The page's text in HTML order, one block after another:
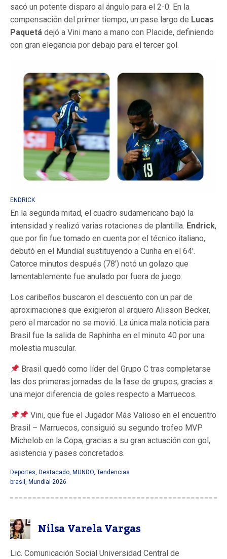
sacó un potente disparo al ángulo para el 2-0. En la
compensación del primer tiempo, un pase largo de Lucas
Paquetá dejó a Vini mano a mano con Placide, definiendo
con gran elegancia por debajo para el tercer gol.
ENDRICK
En la segunda mitad, el cuadro sudamericano bajó la
intensidad y realizó varias rotaciones de plantilla. Endrick,
que por fin fue tomado en cuenta por el técnico italiano,
debutó en el Mundial sustituyendo a Cunha en el 64′.
Catorce minutos después (78′) notó un golazo que
lamentablemente fue anulado por fuera de juego.
Los caribeños buscaron el descuento con un par de
aproximaciones que exigieron al arquero Alisson Becker,
pero el marcador no se movió. La única mala noticia para
Brasil fue la salida de Raphinha en el minuto 40 por una
molestia muscular.
Brasil quedó como líder del Grupo C tras completarse
las dos primeras jornadas de la fase de grupos, gracias a
una mejor diferencia de goles respecto a Marruecos.
Vini, que fue el Jugador Más Valioso en el encuentro
Brasil – Marruecos, consiguió su segundo trofeo MVP
Michelob en la Copa, gracias a su gran actuación con gol,
asistencia y pases concretados.
Deportes, Destacado, MUNDO, Tendencias
brasil , Mundial 2026
Nilsa Varela Vargas
Lic. Comunicación Social Universidad Central de